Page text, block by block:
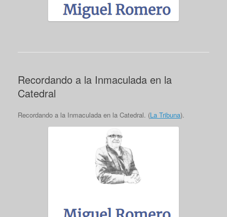
Recordando a la Inmaculada en la
Catedral
Recordando a la Inmaculada en la Catedral. (La Tribuna).